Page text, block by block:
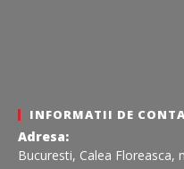
INFORMATII DE
Adresa:
Bucuresti, Calea Floreasca,